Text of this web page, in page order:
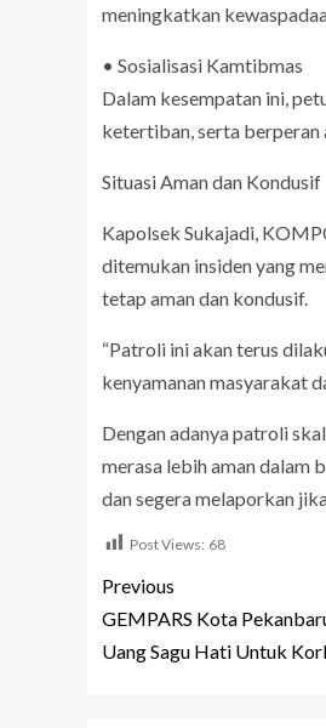
meningkatkan
• Sosialisasi Kamtibmas
Dalam kesempatan ini,
ketertiban, serta berperan
Situasi Aman dan Kondusif
Kapolsek Sukajadi,
ditemukan insiden yang
tetap aman dan kondusif.
“Patroli ini akan terus
kenyamanan masyarakat
Dengan adanya patroli
merasa lebih aman dalam
dan segera melaporkan
Post Views: 68
Previous
GEMPARS Kota
Uang Sagu Hati Untuk